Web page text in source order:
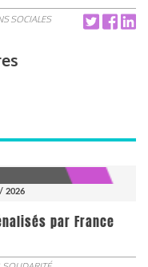
SOCIALES
2026
par France